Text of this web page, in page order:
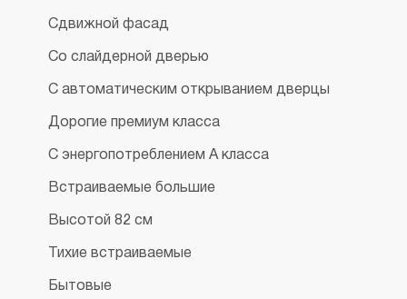
Сдвижной фасад
Со слайдерной дверью
С автоматическим открыванием дверцы
Дорогие премиум класса
С энергопотреблением А класса
Встраиваемые большие
Высотой 82 см
Тихие встраиваемые
Бытовые